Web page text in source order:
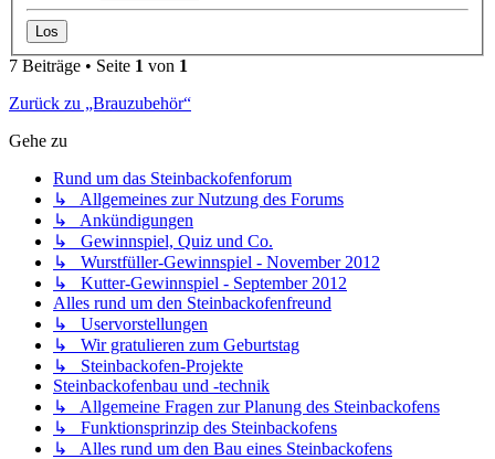
7 Beiträge • Seite 1 von 1
Zurück zu „Brauzubehör“
Gehe zu
Rund um das Steinbackofenforum
↳ Allgemeines zur Nutzung des Forums
↳ Ankündigungen
↳ Gewinnspiel, Quiz und Co.
↳ Wurstfüller-Gewinnspiel - November 2012
↳ Kutter-Gewinnspiel - September 2012
Alles rund um den Steinbackofenfreund
↳ Uservorstellungen
↳ Wir gratulieren zum Geburtstag
↳ Steinbackofen-Projekte
Steinbackofenbau und -technik
↳ Allgemeine Fragen zur Planung des Steinbackofens
↳ Funktionsprinzip des Steinbackofens
↳ Alles rund um den Bau eines Steinbackofens